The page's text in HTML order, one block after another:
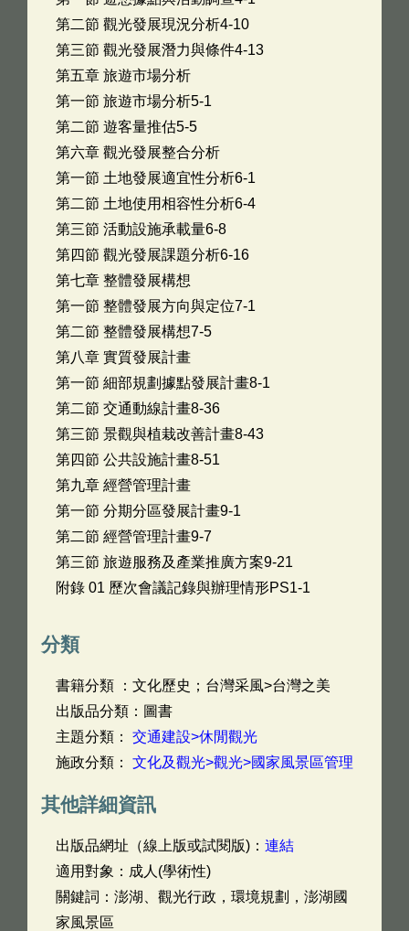
第二節 觀光發展現況分析4-10
第三節 觀光發展潛力與條件4-13
第五章 旅遊市場分析
第一節 旅遊市場分析5-1
第二節 遊客量推估5-5
第六章 觀光發展整合分析
第一節 土地發展適宜性分析6-1
第二節 土地使用相容性分析6-4
第三節 活動設施承載量6-8
第四節 觀光發展課題分析6-16
第七章 整體發展構想
第一節 整體發展方向與定位7-1
第二節 整體發展構想7-5
第八章 實質發展計畫
第一節 細部規劃據點發展計畫8-1
第二節 交通動線計畫8-36
第三節 景觀與植栽改善計畫8-43
第四節 公共設施計畫8-51
第九章 經營管理計畫
第一節 分期分區發展計畫9-1
第二節 經營管理計畫9-7
第三節 旅遊服務及產業推廣方案9-21
附錄 01 歷次會議記錄與辦理情形PS1-1
分類
書籍分類 ：文化歷史；台灣采風>台灣之美
出版品分類：圖書
主題分類： 交通建設>休閒觀光
施政分類： 文化及觀光>觀光>國家風景區管理
其他詳細資訊
出版品網址（線上版或試閱版)： 連結
適用對象：成人(學術性)
關鍵詞：澎湖、觀光行政，環境規劃，澎湖國
家風景區